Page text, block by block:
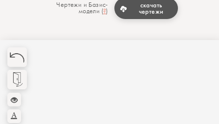
Чертежи и Базис-
модели (?)
скачать
чертежи